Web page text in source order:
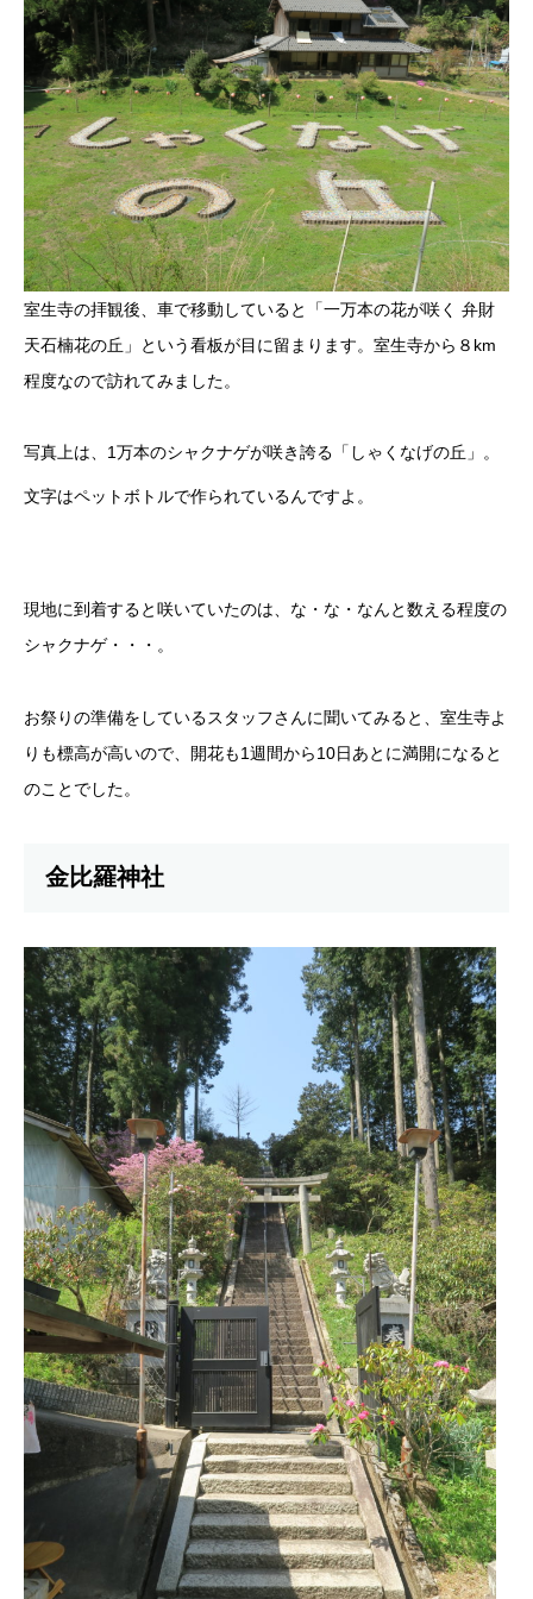
室生寺の拝観後、車で移動していると「一万本の花が咲く 弁財
天石楠花の丘」という看板が目に留まります。室生寺から８km
程度なので訪れてみました。
写真上は、1万本のシャクナゲが咲き誇る「しゃくなげの丘」。
文字はペットボトルで作られているんですよ。
現地に到着すると咲いていたのは、な・な・なんと数える程度の
シャクナゲ・・・。
お祭りの準備をしているスタッフさんに聞いてみると、室生寺よ
りも標高が高いので、開花も1週間から10日あとに満開になると
のことでした。
金比羅神社